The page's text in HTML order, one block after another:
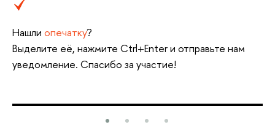
Нашли опечатку?
Выделите её, нажмите Ctrl+Enter и отправьте нам
уведомление. Спасибо за участие!